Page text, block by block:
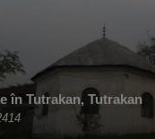
în Tutrakan, Tutrakan